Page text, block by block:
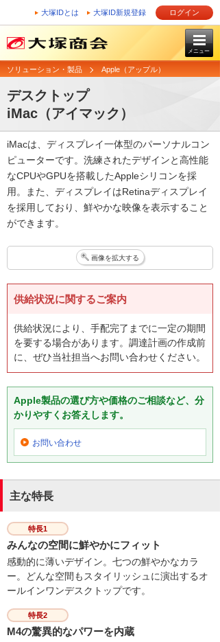
大塚IDとは 大塚ID新規登録 ログイン
メニュー
ソリューション・製品 Apple（アップル）
デスクトップ
iMac（アイマック）
iMacは、ディスプレイ一体型のパーソナルコン
ピューターです。洗練されたデザインと高性能
なCPUやGPUを搭載したAppleシリコンを採
用。また、ディスプレイはRetinaディスプレイ
を採用しており、鮮やかな映像を表示すること
ができます。
画像を拡大する
供給状況に関するご案内
供給状況により、手配完了までに一定の期間
を要する場合があります。調達計画の作成前
に、ぜひ当社担当へお問い合わせください。
Apple製品の選び方や価格のご相談など、分
かりやすくお答えします。
お問い合わせ
主な特長
特長1
みんなの空間に鮮やかにフィット
感動的に薄いデザイン。七つの鮮やかなカラ
ー。どんな空間もスタイリッシュに演出するオ
ールインワンデスクトップです。
特長2
M4の驚異的なパワーを内蔵